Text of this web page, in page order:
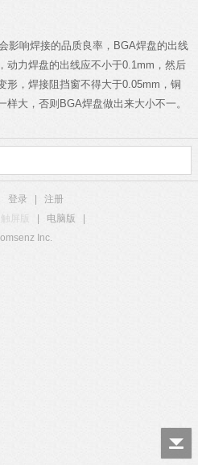
影响焊接的品质良率，BGA焊盘的出线
动力焊盘的出线应不小于0.1mm，然后
形，焊接阻挡窗不得大于0.05mm，铜
样大，否则BGA焊盘做出来大小不一。
登录
注册
触屏版 电脑版
Inc.